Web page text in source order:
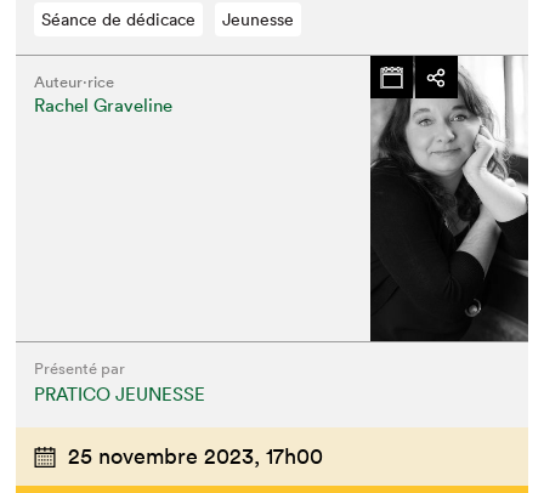
Séance de dédicace Jeunesse
Auteur·rice
Rachel Graveline
Présenté par
PRATICO JEUNESSE
25 novembre 2023, 17h00